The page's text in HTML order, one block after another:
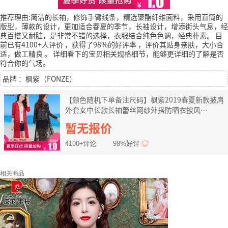
推荐理由:简洁的长袖，修饰手臂线条，精选聚酯纤维面料，采用直筒的
版型，薄款的设计，更加适合春夏的季节，长袖设计，增添街头气息，经
典百搭又耐脏，是非常不错的选择，衣服结合纯色色调，经典朴素。
目
前已有4100+人评价 ，获得了98%的好评率 ，评价其贴身亲肤，大小合
适，做工精良 。 详细看下的宝贝相关规格细节，能够更详细的了解是否
符合你的气场。
品牌 ：枫紫（FONZE）
【颜色随机下单备注尺码】枫紫2019春夏新款披肩
外套女中长款长袖蕾丝网纱外搭防晒衣披风
FZ8058 颜色随机发 尺码请备注
暂无报价
4100+评论 98%好评
相关商品